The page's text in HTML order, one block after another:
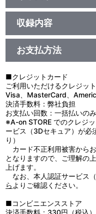
アルバム／36分
Liyuu
収録内容
お支払方法
■クレジットカード
ご利用いただけるクレジッ
Visa、MasterCard、
決済手数料：弊社負担
お支払い回数：一括払いのみ
※A-on STORE でのクレジ
ービス（3Dセキュア）が
り）
カード不正利用被害から
となりますので、ご理解の
上げます。
なお、本人認証サービス
らよりご確認ください。
■コンビニエンスストア